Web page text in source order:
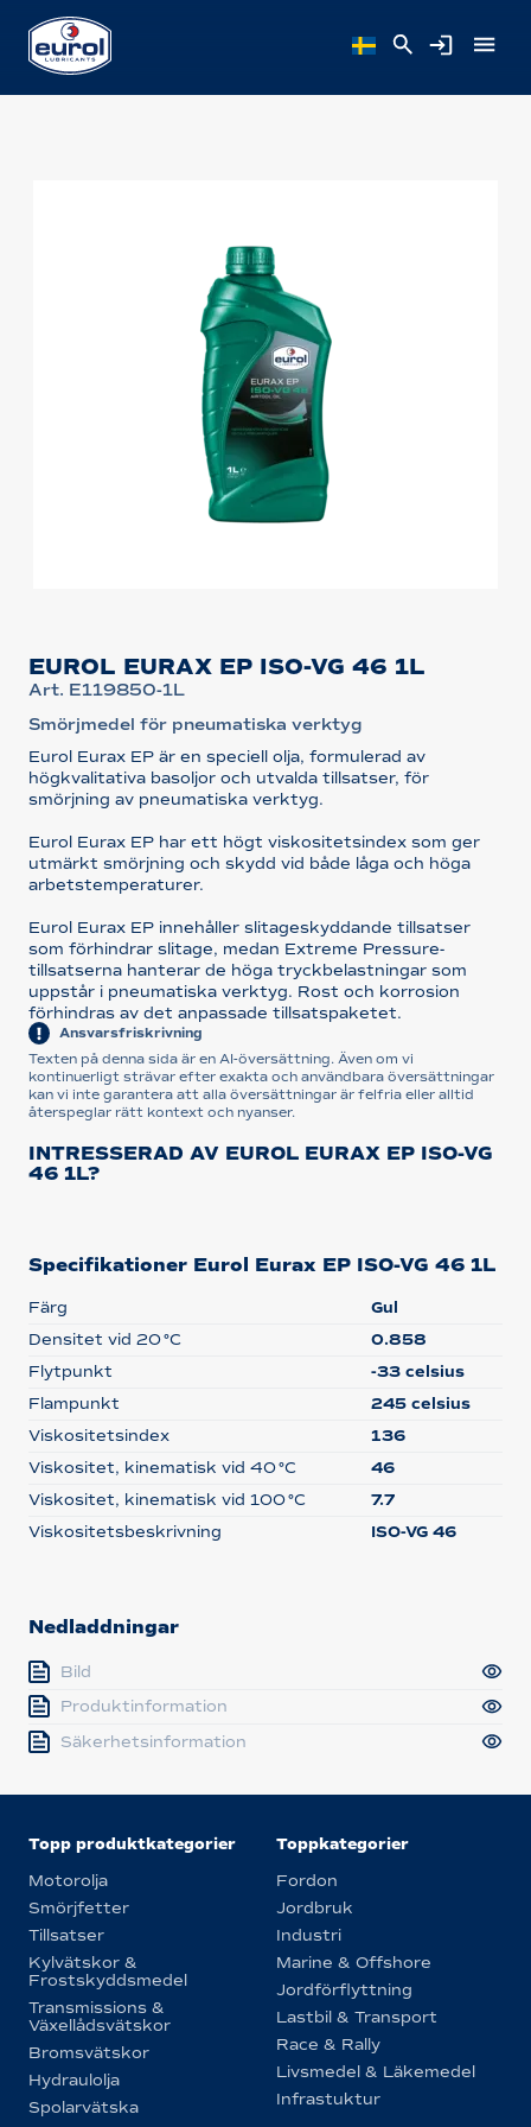
EUROL EURAX EP ISO-VG 46 1L
Art. E119850-1L
Smörjmedel för pneumatiska verktyg
Eurol Eurax EP är en speciell olja, formulerad av
högkvalitativa basoljor och utvalda tillsatser, för
smörjning av pneumatiska verktyg.
Eurol Eurax EP har ett högt viskositetsindex som ger
utmärkt smörjning och skydd vid både låga och höga
arbetstemperaturer.
Eurol Eurax EP innehåller slitageskyddande tillsatser
som förhindrar slitage, medan Extreme Pressure-
tillsatserna hanterar de höga tryckbelastningar som
uppstår i pneumatiska verktyg. Rost och korrosion
förhindras av det anpassade tillsatspaketet.
Ansvarsfriskrivning
Texten på denna sida är en AI-översättning. Även om vi
kontinuerligt strävar efter exakta och användbara översättningar
kan vi inte garantera att alla översättningar är felfria eller alltid
återspeglar rätt kontext och nyanser.
INTRESSERAD AV EUROL EURAX EP ISO-VG
46 1L?
Specifikationer Eurol Eurax EP ISO-VG 46 1L
Färg
Gul
Densitet vid 20 °C
0.858
Flytpunkt
-33 celsius
Flampunkt
245 celsius
Viskositetsindex
136
Viskositet, kinematisk vid 40 °C
46
Viskositet, kinematisk vid 100 °C
7.7
Viskositetsbeskrivning
ISO-VG 46
Nedladdningar
Bild
Produktinformation
Säkerhetsinformation
Topp produktkategorier
Motorolja
Smörjfetter
Tillsatser
Kylvätskor &
Frostskyddsmedel
Transmissions &
Växellådsvätskor
Bromsvätskor
Hydraulolja
Spolarvätska
Toppkategorier
Fordon
Jordbruk
Industri
Marine & Offshore
Jordförflyttning
Lastbil & Transport
Race & Rally
Livsmedel & Läkemedel
Infrastuktur